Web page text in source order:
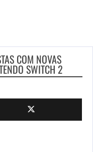
COM NOVAS
SWITCH 2